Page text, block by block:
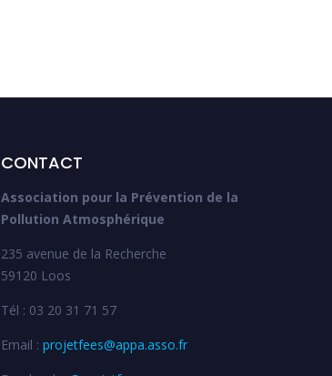
CONTACT
Association pour la Prévention de la
Pollution Atmosphérique
235 avenue de la Recherche
59120 Loos
Tél : 03 20 31 71 57
Email : projetfees@appa.asso.fr